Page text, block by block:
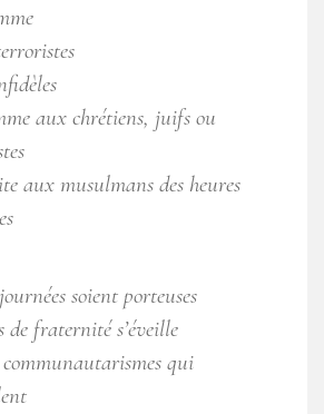
aux chrétiens, juifs ou
aux musulmans des heures
soient porteuses
de fraternité s’éveille
qui